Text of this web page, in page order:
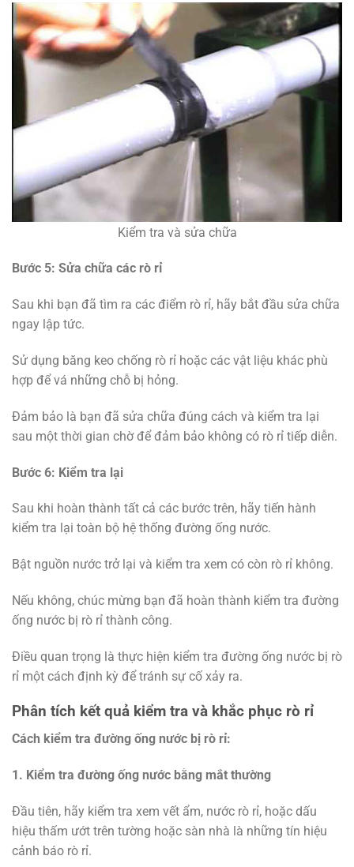
Kiểm tra và sửa chữa
Bước 5: Sửa chữa các rò rỉ
Sau khi bạn đã tìm ra các điểm rò rỉ, hãy bắt đầu sửa chữa
ngay lập tức.
Sử dụng băng keo chống rò rỉ hoặc các vật liệu khác phù
hợp để vá những chỗ bị hỏng.
Đảm bảo là bạn đã sửa chữa đúng cách và kiểm tra lại
sau một thời gian chờ để đảm bảo không có rò rỉ tiếp diễn.
Bước 6: Kiểm tra lại
Sau khi hoàn thành tất cả các bước trên, hãy tiến hành
kiểm tra lại toàn bộ hệ thống đường ống nước.
Bật nguồn nước trở lại và kiểm tra xem có còn rò rỉ không.
Nếu không, chúc mừng bạn đã hoàn thành kiểm tra đường
ống nước bị rò rỉ thành công.
Điều quan trọng là thực hiện kiểm tra đường ống nước bị rò
rỉ một cách định kỳ để tránh sự cố xảy ra.
Phân tích kết quả kiểm tra và khắc phục rò rỉ
Cách kiểm tra đường ống nước bị rò rỉ:
1. Kiểm tra đường ống nước bằng mắt thường
Đầu tiên, hãy kiểm tra xem vết ẩm, nước rò rỉ, hoặc dấu
hiệu thấm ướt trên tường hoặc sàn nhà là những tín hiệu
cảnh báo rò rỉ.